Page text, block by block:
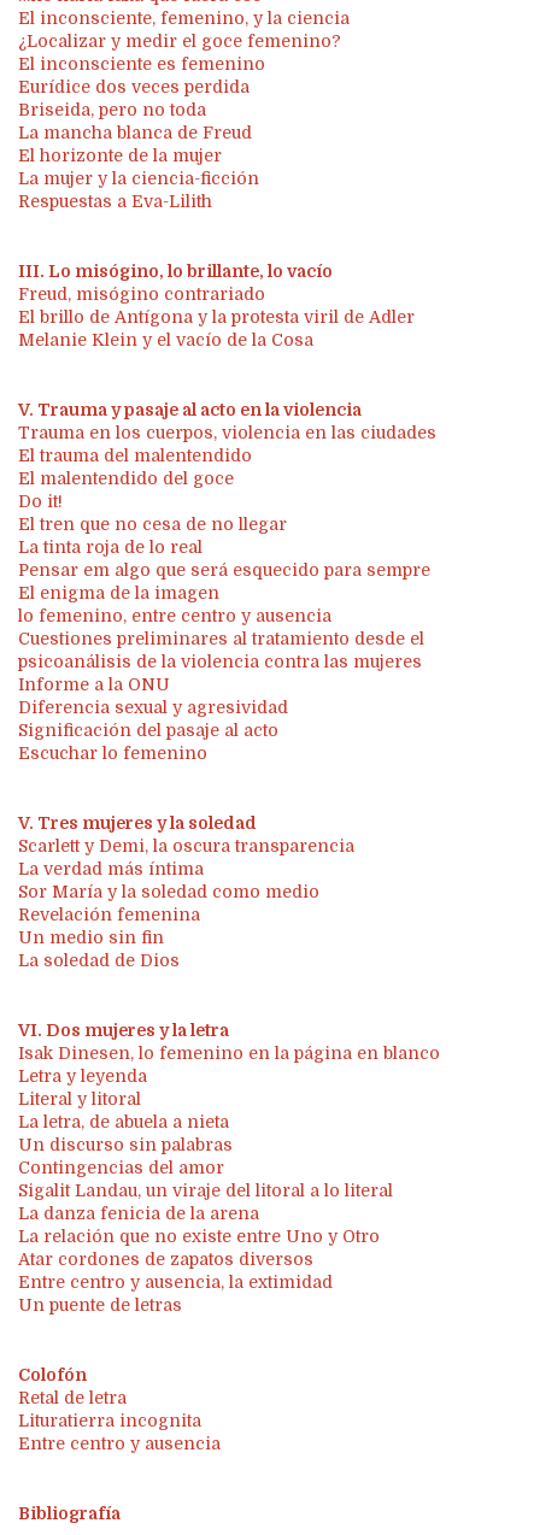
El inconsciente, femenino, y la ciencia
¿Localizar y medir el goce femenino?
El inconsciente es femenino
Eurídice dos veces perdida
Briseida, pero no toda
La mancha blanca de Freud
El horizonte de la mujer
La mujer y la ciencia-ficción
Respuestas a Eva-Lilith
III. Lo misógino, lo brillante, lo vacío
Freud, misógino contrariado
El brillo de Antígona y la protesta viril de Adler
Melanie Klein y el vacío de la Cosa
V. Trauma y pasaje al acto en la violencia
Trauma en los cuerpos, violencia en las ciudades
El trauma del malentendido
El malentendido del goce
Do it!
El tren que no cesa de no llegar
La tinta roja de lo real
Pensar em algo que será esquecido para sempre
El enigma de la imagen
lo femenino, entre centro y ausencia
Cuestiones preliminares al tratamiento desde el
psicoanálisis de la violencia contra las mujeres
Informe a la ONU
Diferencia sexual y agresividad
Significación del pasaje al acto
Escuchar lo femenino
V. Tres mujeres y la soledad
Scarlett y Demi, la oscura transparencia
La verdad más íntima
Sor María y la soledad como medio
Revelación femenina
Un medio sin fin
La soledad de Dios
VI. Dos mujeres y la letra
Isak Dinesen, lo femenino en la página en blanco
Letra y leyenda
Literal y litoral
La letra, de abuela a nieta
Un discurso sin palabras
Contingencias del amor
Sigalit Landau, un viraje del litoral a lo literal
La danza fenicia de la arena
La relación que no existe entre Uno y Otro
Atar cordones de zapatos diversos
Entre centro y ausencia, la extimidad
Un puente de letras
Colofón
Retal de letra
Lituratierra incognita
Entre centro y ausencia
Bibliografía